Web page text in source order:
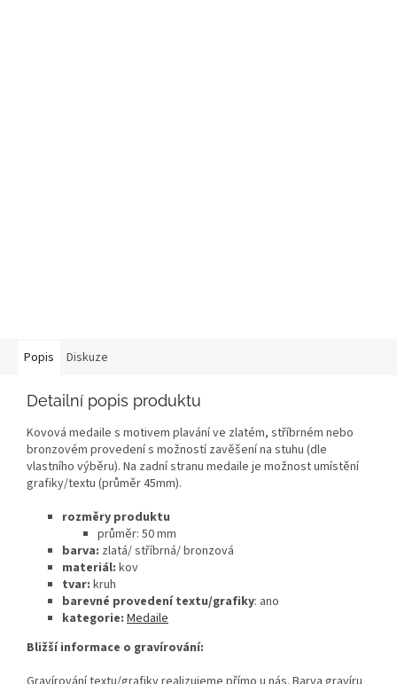
Popis Diskuze
Detailní popis produktu
Kovová medaile s motivem plavání ve zlatém, stříbrném nebo
bronzovém provedení s možností zavěšení na stuhu (dle
vlastního výběru). Na zadní stranu medaile je možnost umístění
grafiky/textu (průměr 45mm).
rozměry produktu
průměr: 50 mm
barva: zlatá/ stříbrná/ bronzová
materiál: kov
tvar: kruh
barevné provedení textu/grafiky: ano
kategorie: Medaile
Bližší informace o gravírování: